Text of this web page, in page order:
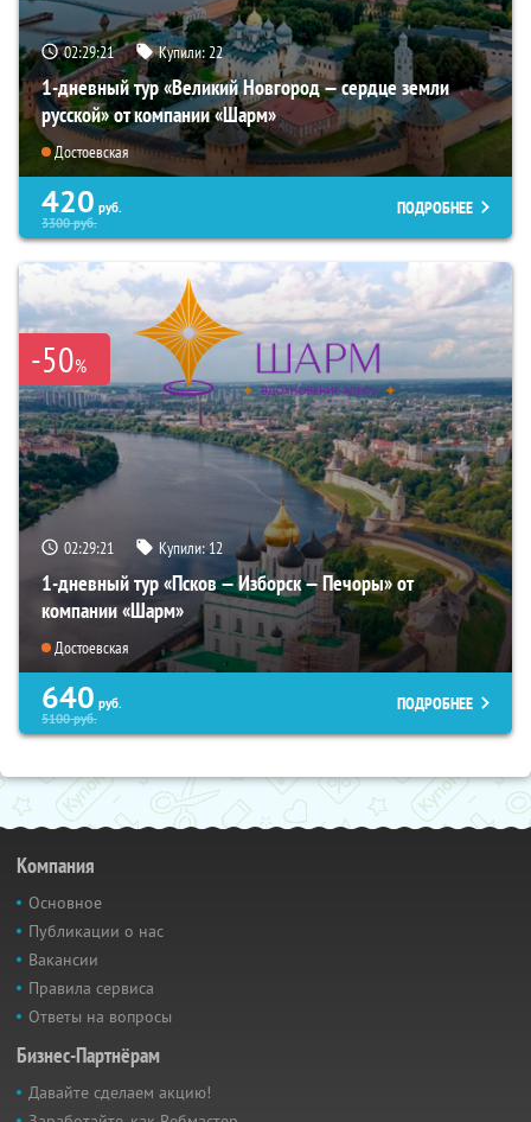
02:29:20 Купили:22
1-дневный тур «Великий Новгород — сердце земли
русской» от компании «Шарм»
Достоевская
420 руб.
3300руб.
ПОДРОБНЕЕ
-50%
02:29:20 Купили:12
1-дневный тур «Псков — Изборск — Печоры» от
компании «Шарм»
Достоевская
640 руб.
5100руб.
ПОДРОБНЕЕ
Компания
Основное
Публикации о нас
Вакансии
Правила сервиса
Ответы на вопросы
Бизнес-Партнёрам
Давайте сделаем акцию!